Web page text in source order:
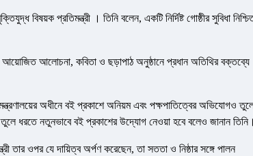
বিষয়ক প্রতিমন্ত্রী । তিনি বলেন, একটি নির্দিষ্ট গোষ্ঠীর সুবিধা
আয়োজিত আলোচনা, কবিতা ও ছড়াপাঠ অনুষ্ঠানে প্রধান অতিথির বক্তব্যে
মন্ত্রণালয়ের অধীনে বই প্রকাশে অনিয়ম এবং পক্ষপাতিত্বের অভিযোগও
ধরতে নতুনভাবে বই প্রকাশের উদ্যোগ নেওয়া হবে বলেও জানান তিনি।
তার ওপর যে দায়িত্ব অর্পণ করেছেন, তা সততা ও নিষ্ঠার সঙ্গে পালন